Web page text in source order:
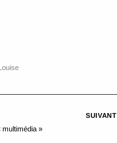
SUIVANT
multimédia »